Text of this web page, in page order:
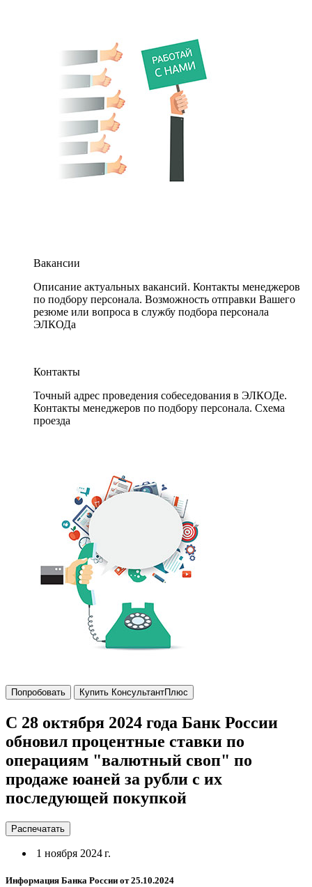
Вакансии
Описание актуальных вакансий. Контакты менеджеров
по подбору персонала. Возможность отправки Вашего
резюме или вопроса в службу подбора персонала
ЭЛКОДа
Контакты
Точный адрес проведения собеседования в ЭЛКОДе.
Контакты менеджеров по подбору персонала. Схема
проезда
Попробовать Купить КонсультантПлюс
С 28 октября 2024 года Банк России
обновил процентные ставки по
операциям "валютный своп" по
продаже юаней за рубли с их
последующей покупкой
Распечатать
1 ноября 2024 г.
Информация Банка России от 25.10.2024